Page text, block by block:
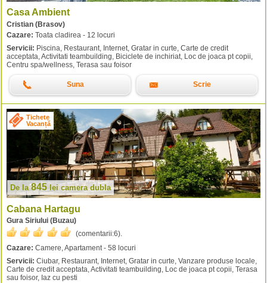
Casa Ambient
Cristian (Brasov)
Cazare: Toata cladirea - 12 locuri
Servicii: Piscina, Restaurant, Internet, Gratar in curte, Carte de credit
acceptata, Activitati teambuilding, Biciclete de inchiriat, Loc de joaca pt copii,
Centru spa/wellness, Terasa sau foisor
Suna Scrie
Tichete
Vacanță
De la845 leicamera dubla
Cabana Hartagu
Gura Siriului (Buzau)
(comentarii:6).
Cazare: Camere, Apartament - 58 locuri
Servicii: Ciubar, Restaurant, Internet, Gratar in curte, Vanzare produse locale,
Carte de credit acceptata, Activitati teambuilding, Loc de joaca pt copii, Terasa
sau foisor, Iaz cu pesti